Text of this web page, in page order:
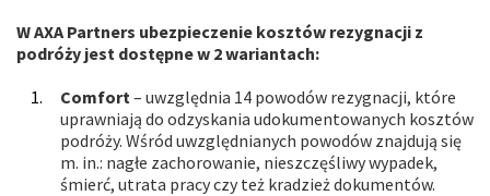
W AXA Partners ubezpieczenie kosztów rezygnacji z
podróży jest dostępne w 2 wariantach:
Comfort– uwzględnia 14 powodów rezygnacji, które
uprawniają do odzyskania udokumentowanych kosztów
podróży. Wśród uwzględnianych powodów znajdują się
m. in.: nagłe zachorowanie, nieszczęśliwy wypadek,
śmierć, utrata pracy czy też kradzież dokumentów.